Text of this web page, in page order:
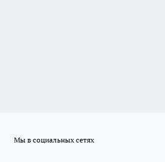
Мы в социальных сетях